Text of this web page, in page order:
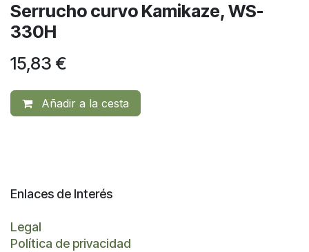
Serrucho curvo Kamikaze, WS-
330H
15,83 €
Añadir a la cesta
Enlaces de Interés
Legal
Política de privacidad